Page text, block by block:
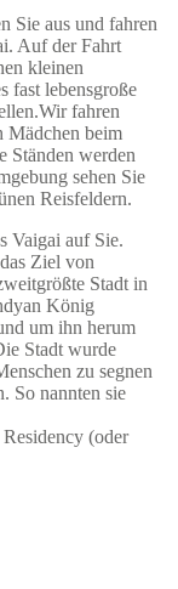
Sie aus und fahren
Auf der Fahrt
kleinen
fast lebensgroße
fahren
Mädchen beim
Ständen werden
sehen Sie
Reisfeldern.
Vaigai auf Sie.
Ziel von
Stadt in
König
um ihn herum
Stadt wurde
zu segnen
So nannten sie
(oder